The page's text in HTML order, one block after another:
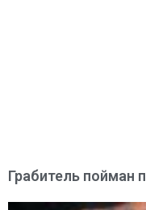
Грабитель пойман